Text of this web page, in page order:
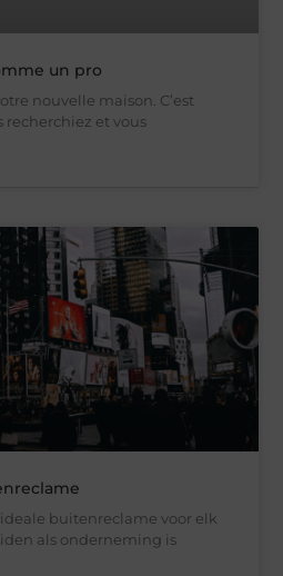
un pro
nouvelle maison. C’est
recherchiez et vous
buitenreclame voor elk
als onderneming is